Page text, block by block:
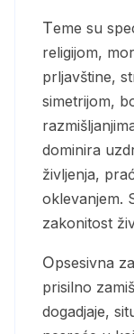
Teme su specifične i povezane su sa:
religijom,
prljavštine,
simetrijom,
dominira
življenja,
oklevanjem.
zakonitost
Opsesivna zamišljanja kada obleli često
prisilno
dogadjaje,